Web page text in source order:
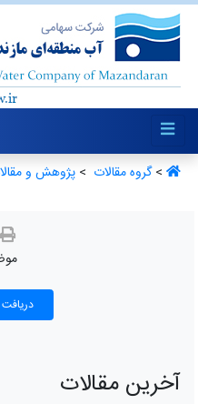
>گروه مقالات ‏ >پژوهش و
دریافت
آخرین مقالات